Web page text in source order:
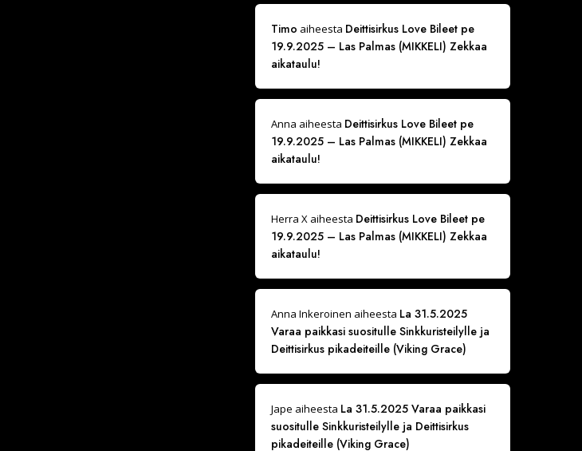
Timo aiheesta Deittisirkus Love Bileet pe
19.9.2025 – Las Palmas (MIKKELI) Zekkaa
aikataulu!
Anna aiheesta Deittisirkus Love Bileet pe
19.9.2025 – Las Palmas (MIKKELI) Zekkaa
aikataulu!
Herra Xaiheesta Deittisirkus Love Bileet pe
19.9.2025 – Las Palmas (MIKKELI) Zekkaa
aikataulu!
Anna Inkeroinen aiheesta La 31.5.2025
Varaa paikkasi suositulle Sinkkuristeilylle ja
Deittisirkus pikadeiteille (Viking Grace)
Jape aiheesta La 31.5.2025 Varaa paikkasi
suositulle Sinkkuristeilylle ja Deittisirkus
pikadeiteille (Viking Grace)